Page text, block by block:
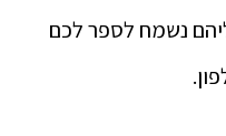
נשמח לספר לכם